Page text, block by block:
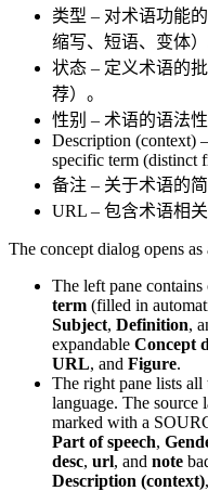
类型 – 对术语功能
缩写、短语、变体）
状态 – 定义术语的
荐）。
性别 – 术语的语法
Description (context)
specific term (distinct
备注 – 关于术语的
URL – 包含术语相
The concept dialog opens
The left pane
term (filled in
Subject, Definition,
expandable Concept
URL, and Figure.
The right pane lists all
language. The source
marked with a
Part of speech,
desc, url, and note
Description (context),